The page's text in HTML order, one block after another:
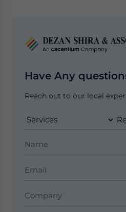
Have Any
Reach out to our local